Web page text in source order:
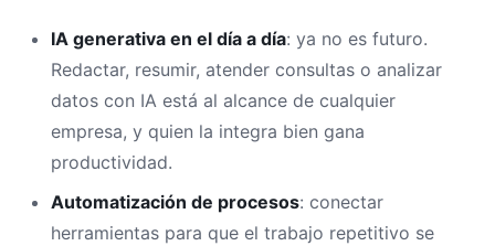
IA generativa en el día a día: ya no es futuro.
Redactar, resumir, atender consultas o analizar
datos con IA está al alcance de cualquier
empresa, y quien la integra bien gana
productividad.
Automatización de procesos: conectar
herramientas para que el trabajo repetitivo se